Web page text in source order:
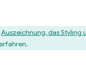
Auszeichnung, das Styling